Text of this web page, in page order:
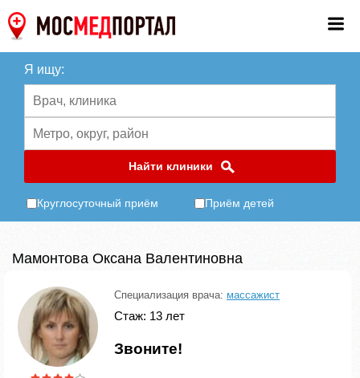
Я ищу:
Найти клиники
Круглосуточный приём Приём детей
Мамонтова Оксана Валентиновна
Специализация врача: массажист
Стаж: 13 лет
Звоните!